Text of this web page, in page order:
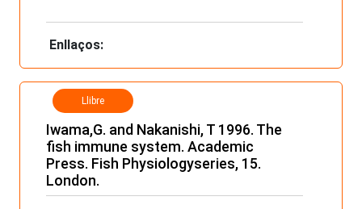
Enllaços:
Llibre
Iwama,G. and Nakanishi, T 1996. The
fish immune system. Academic
Press. Fish Physiologyseries, 15.
London.